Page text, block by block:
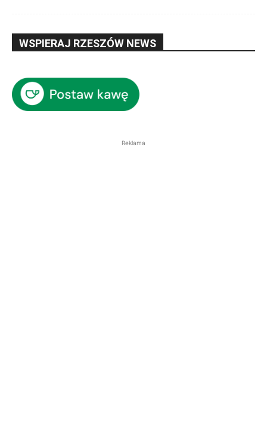
WSPIERAJ RZESZÓW NEWS
Reklama